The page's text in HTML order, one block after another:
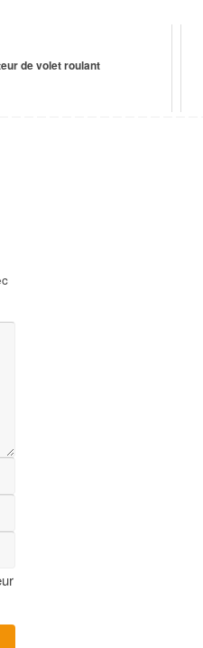
de volet roulant